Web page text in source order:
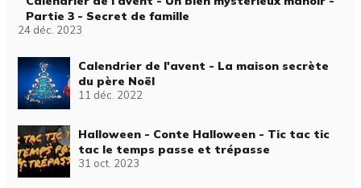
Partie 3 - Secret de famille
24 déc. 2023
Calendrier de l'avent - La maison secrète
du père Noël
11 déc. 2022
Halloween - Conte Halloween - Tic tac tic
tac le temps passe et trépasse
31 oct. 2023